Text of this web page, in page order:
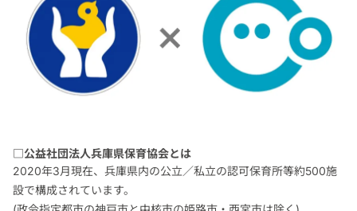
□公益社団法人兵庫県保育協会とは
2020年3月現在、兵庫県内の公立／私立の認可保育所等約500施
設で構成されています。